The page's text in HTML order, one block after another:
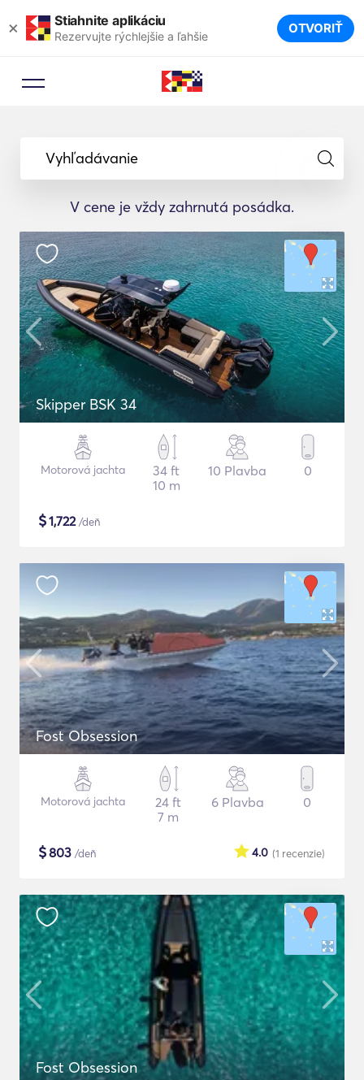
× Stiahnite aplikáciu
Rezervujte rýchlejšie a ľahšie OTVORIŤ
Vyhľadávanie
V cene je vždy zahrnutá posádka.
Skipper BSK 34
Motorová jachta
34 ft
10 m
10 Plavba 0
$1,722/deň
Fost Obsession
Motorová jachta
24 ft
7 m
6 Plavba 0
$803 /deň (1 recenzie)
4.0
Fost Obsession